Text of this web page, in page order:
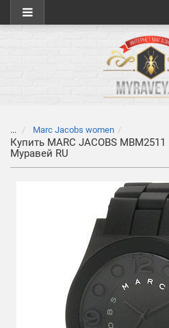
... Marc Jacobs women
Купить MARC JACOBS
Муравей RU